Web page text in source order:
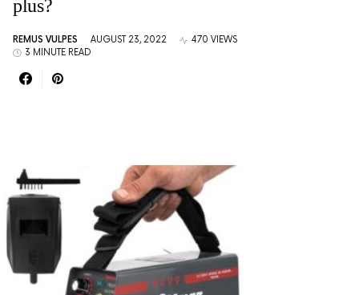
plus?
REMUS VULPES AUGUST 23, 2022
470 VIEWS
3 MINUTE READ